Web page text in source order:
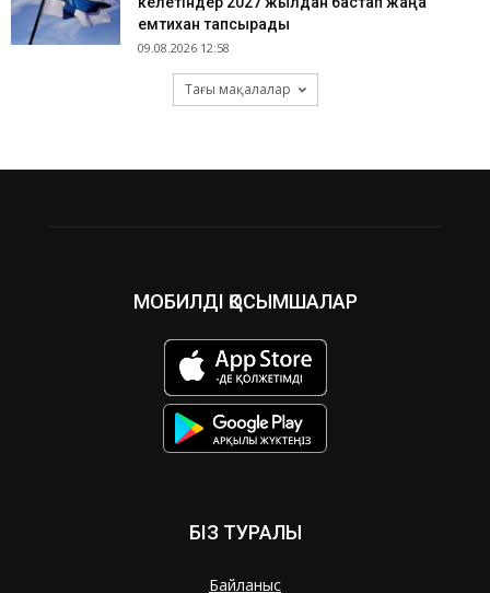
емтихан тапсырады
09.08.2026 12:58
Тағы мақалалар
МОБИЛДІ ҚОСЫМШАЛАР
БІЗ ТУРАЛЫ
Байланыс